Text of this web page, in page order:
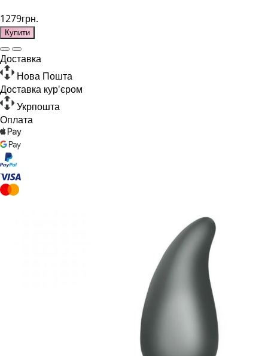
1279грн.
Купити
Доставка
Нова Пошта
Доставка кур'єром
Укрпошта
Оплата